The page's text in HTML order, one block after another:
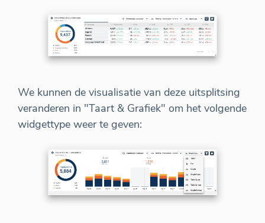
We kunnen de visualisatie van deze uitsplitsing
veranderen in "Taart & Grafiek" om het volgende
widgettype weer te geven: